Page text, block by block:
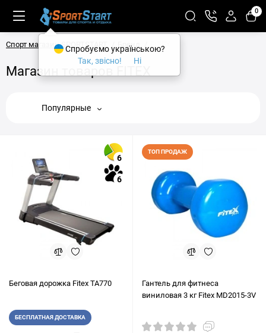
0
Спорт магазин SPORTSTART Бренд FITEX
Магазин товаров FITEX
Популярные
6
6
Беговая дорожка Fitex TA770
БЕСПЛАТНАЯ ДОСТАВКА
ТОП ПРОДАЖ
Гантель для фитнеса
виниловая 3 кг Fitex MD2015-3V
Спробуємо українською?
Так, звісно!
Ні